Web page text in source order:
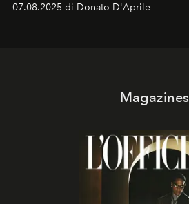
07.08.2025 di Donato D'Aprile
Magazines